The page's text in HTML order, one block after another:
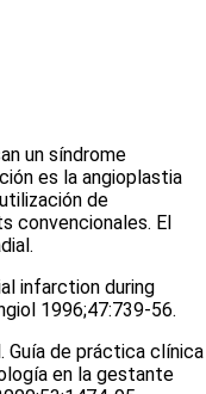
un síndrome
es la angioplastia
de
convencionales. El
infarction during
1996;47:739-56.
Guía de práctica clínica
en la gestante